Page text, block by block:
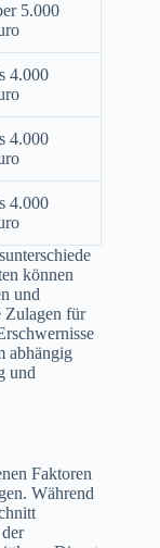
5.000
4.000
4.000
4.000
können
und
Zulagen für
abhängig
und
Faktoren
Während